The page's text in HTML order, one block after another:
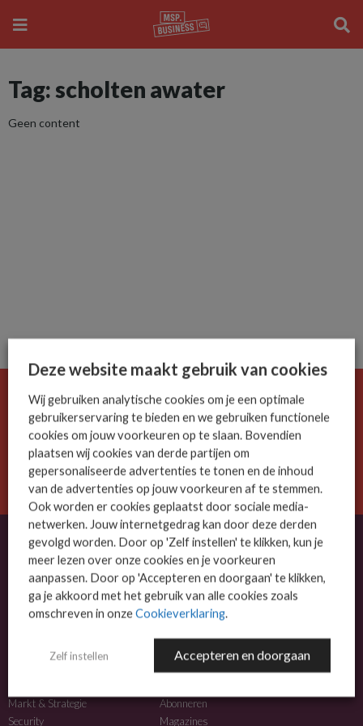
Tag: scholten awater
Geen content
De ICT-wereld is snel. Mis niets.
Meld je nu aan voor de MSP Business nieuwsbrief.
AANMELDEN
OVER MSP BUSINESS
MSP Business is het kennisplatform voor IT-dienstverleners met MKB-focus.
NIEUWS
Markt & Strategie
Security
MEER INFO
Abonneren
Magazines
Deze website maakt gebruik van cookies
Wij gebruiken analytische cookies om je een optimale
gebruikerservaring te bieden en we gebruiken functionele
cookies om jouw voorkeuren op te slaan. Bovendien
plaatsen wij cookies van derde partijen om
gepersonaliseerde advertenties te tonen en de inhoud
van de advertenties op jouw voorkeuren af te stemmen.
Ook worden er cookies geplaatst door sociale media-
netwerken. Jouw internetgedrag kan door deze derden
gevolgd worden. Door op 'Zelf instellen' te klikken, kun je
meer lezen over onze cookies en je voorkeuren
aanpassen. Door op 'Accepteren en doorgaan' te klikken,
ga je akkoord met het gebruik van alle cookies zoals
omschreven in onzeCookieverklaring.
Zelf instellen Accepteren en doorgaan